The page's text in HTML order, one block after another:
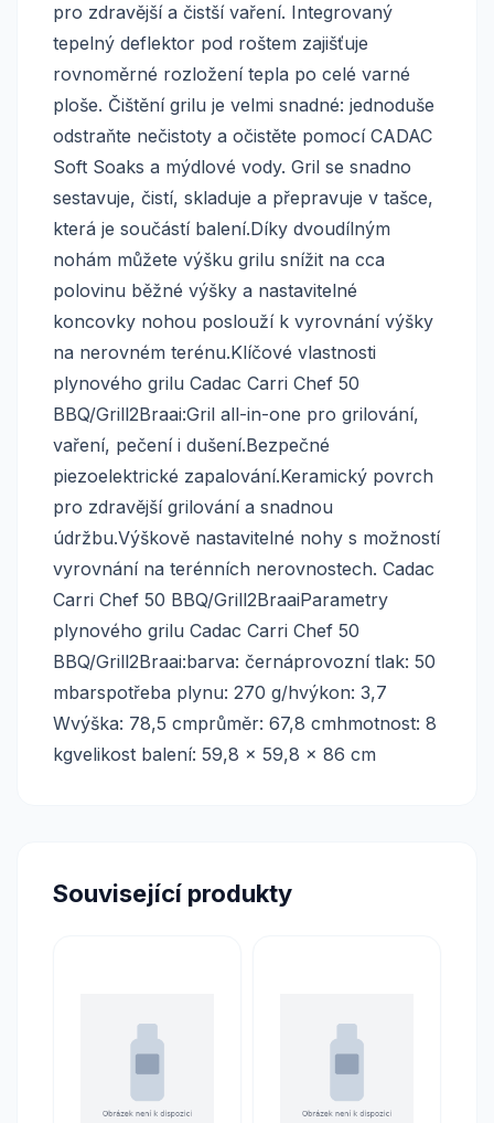
pro zdravější a čistší vaření. Integrovaný
tepelný deflektor pod roštem zajišťuje
rovnoměrné rozložení tepla po celé varné
ploše. Čištění grilu je velmi snadné: jednoduše
odstraňte nečistoty a očistěte pomocí CADAC
Soft Soaks a mýdlové vody. Gril se snadno
sestavuje, čistí, skladuje a přepravuje v tašce,
která je součástí balení.Díky dvoudílným
nohám můžete výšku grilu snížit na cca
polovinu běžné výšky a nastavitelné
koncovky nohou poslouží k vyrovnání výšky
na nerovném terénu.Klíčové vlastnosti
plynového grilu Cadac Carri Chef 50
BBQ/Grill2Braai:Gril all-in-one pro grilování,
vaření, pečení i dušení.Bezpečné
piezoelektrické zapalování.Keramický povrch
pro zdravější grilování a snadnou
údržbu.Výškově nastavitelné nohy s možností
vyrovnání na terénních nerovnostech. Cadac
Carri Chef 50 BBQ/Grill2BraaiParametry
plynového grilu Cadac Carri Chef 50
BBQ/Grill2Braai:barva: černáprovozní tlak: 50
mbarspotřeba plynu: 270 g/hvýkon: 3,7
Wvýška: 78,5 cmprůměr: 67,8 cmhmotnost: 8
kgvelikost balení: 59,8 x 59,8 x 86 cm
Související produkty